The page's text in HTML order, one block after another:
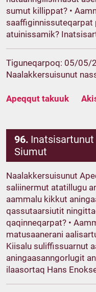
sumut killippat? •
atuinissamik?
Tiguneqarpoq: 05/05/
Naalakkersuisunut
Apeqqut takuuk
96. Inatsisartunut
Siumut
Naalakkersuisunut
saliinermut atatillugu
aammalu kikkut
qassutaarsiutit
qaqinneqarpat? •
matusaanerani
Kiisalu suliffissuarnut
aningaasanngorlugit
ilaasortaq Hans